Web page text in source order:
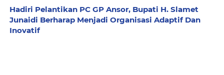
Hadiri Pelantikan PC GP Ansor, Bupati H. Slamet
Junaidi Berharap Menjadi Organisasi Adaptif Dan
Inovatif